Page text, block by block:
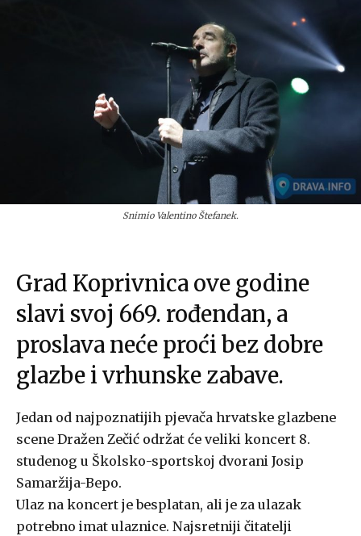
Snimio Valentino Štefanek.
Grad Koprivnica ove godine
slavi svoj 669. rođendan, a
proslava neće proći bez dobre
glazbe i vrhunske zabave.
Jedan od najpoznatijih pjevača hrvatske glazbene
scene Dražen Zečić održat će veliki koncert 8.
studenog u Školsko-sportskoj dvorani Josip
Samaržija-Bepo.
Ulaz na koncert je besplatan, ali je za ulazak
potrebno imat ulaznice. Najsretniji čitatelji